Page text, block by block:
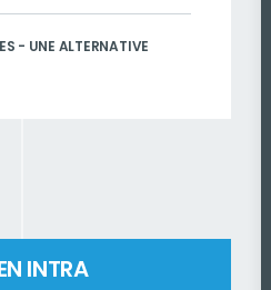
- UNE ALTERNATIVE
INTRA